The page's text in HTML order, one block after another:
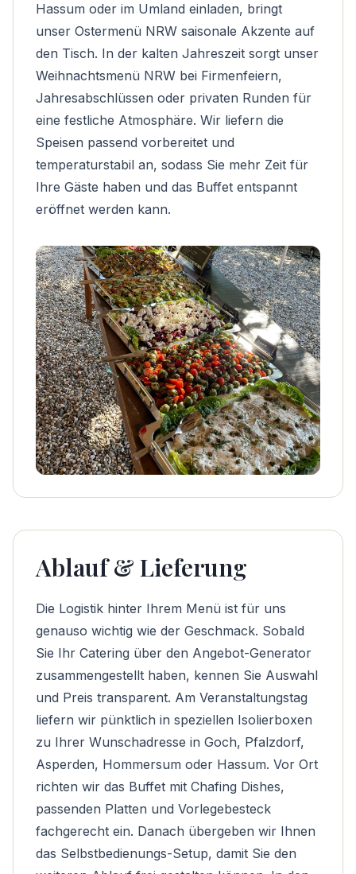
Hassum oder im Umland einladen, bringt
unser Ostermenü NRW saisonale Akzente auf
den Tisch. In der kalten Jahreszeit sorgt unser
Weihnachtsmenü NRW bei Firmenfeiern,
Jahresabschlüssen oder privaten Runden für
eine festliche Atmosphäre. Wir liefern die
Speisen passend vorbereitet und
temperaturstabil an, sodass Sie mehr Zeit für
Ihre Gäste haben und das Buffet entspannt
eröffnet werden kann.
Ablauf & Lieferung
Die Logistik hinter Ihrem Menü ist für uns
genauso wichtig wie der Geschmack. Sobald
Sie Ihr Catering über den Angebot-Generator
zusammengestellt haben, kennen Sie Auswahl
und Preis transparent. Am Veranstaltungstag
liefern wir pünktlich in speziellen Isolierboxen
zu Ihrer Wunschadresse in Goch, Pfalzdorf,
Asperden, Hommersum oder Hassum. Vor Ort
richten wir das Buffet mit Chafing Dishes,
passenden Platten und Vorlegebesteck
fachgerecht ein. Danach übergeben wir Ihnen
das Selbstbedienungs-Setup, damit Sie den